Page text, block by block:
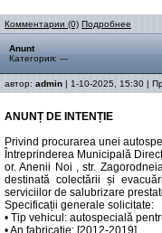
Комментарии (0) Подробнее
Anunt
Категория: ---
автор: admin | 1-10-2025, 15:30 |
ANUNȚ DE INTENȚIE
Privind procurarea unei
Întreprinderea Municipală
or. Anenii Noi , str.
destinată colectării și
serviciilor de salubrizare
Specificații generale solicitate:
• Tip vehicul: autospecială
• An fabricație: [2012-2019]